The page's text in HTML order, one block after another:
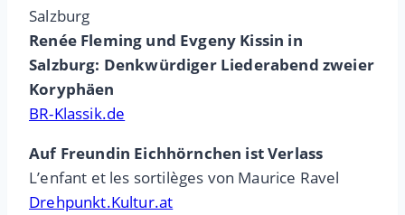
Salzburg
Renée Fleming und Evgeny Kissin in
Salzburg: Denkwürdiger Liederabend zweier
Koryphäen
BR-Klassik.de
Auf Freundin Eichhörnchen ist Verlass
L’enfant et les sortilèges von Maurice Ravel
Drehpunkt.Kultur.at